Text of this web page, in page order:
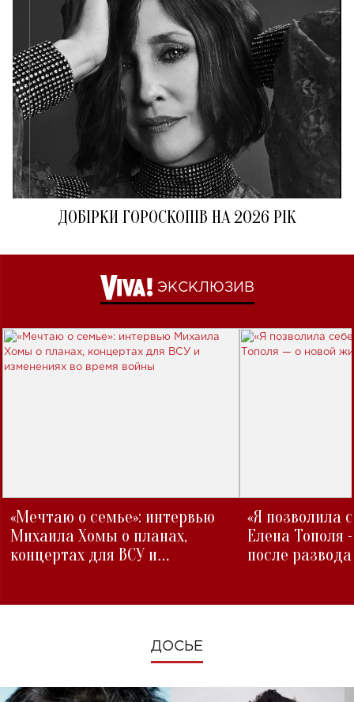
ДОБІРКИ ГОРОСКОПІВ НА 2026 РІК
ЭКСКЛЮЗИВ
«Мечтаю о семье»: интервью
Михаила Хомы о планах,
концертах для ВСУ и
«Я позволила
Елена Тополя
после развода
ДОСЬЕ